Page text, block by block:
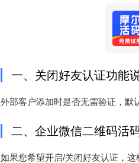
一、关闭好友认证功能
外部客户添加时是否无需验证，默
二、企业微信二维码活
如果您希望开启/关闭好友认证，